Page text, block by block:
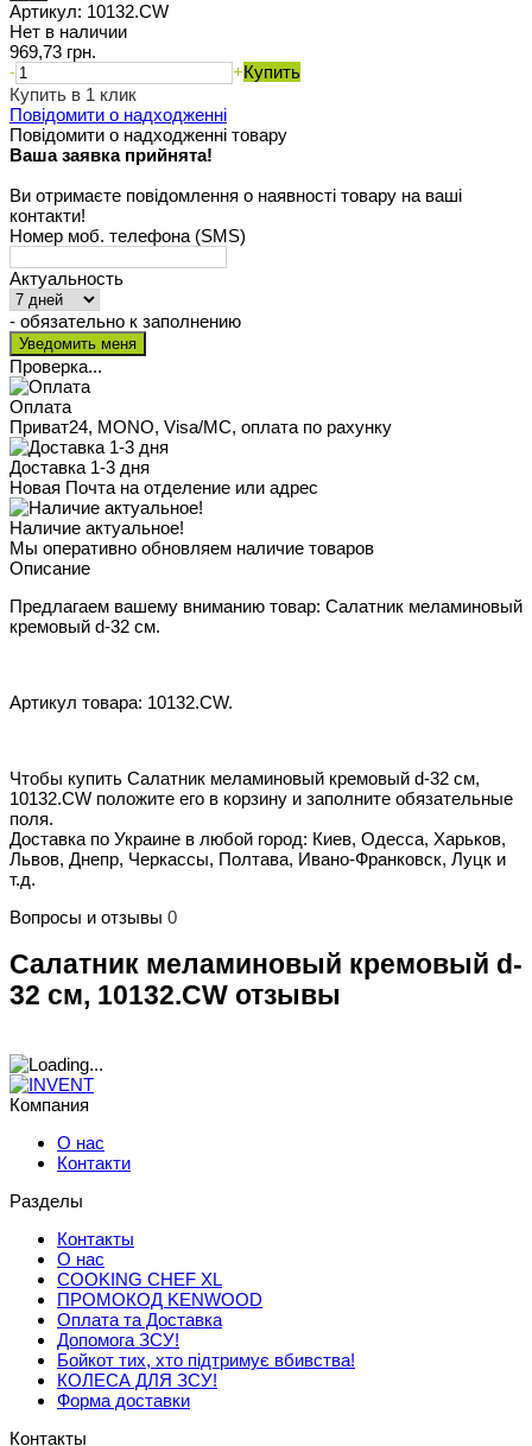
Артикул: 10132.CW
Нет в наличии
969,73 грн.
-
+Купить
Купить в 1 клик
Повідомити о надходженні
Повідомити о надходженні товару
Ваша заявка прийнята!
Ви отримаєте повідомлення о наявності товару на ваші
контакти!
Номер моб. телефона (SMS)
Актуальность
- обязательно к заполнению
Проверка...
Оплата
Приват24, MONO, Visa/MC, оплата по рахунку
Доставка 1-3 дня
Новая Почта на отделение или адрес
Наличие актуальное!
Мы оперативно обновляем наличие товаров
Описание
Предлагаем вашему вниманию товар: Салатник меламиновый
кремовый d-32 см.
Артикул товара: 10132.CW.
Чтобы купить Салатник меламиновый кремовый d-32 см,
10132.CW положите его в корзину и заполните обязательные
поля.
Доставка по Украине в любой город: Киев, Одесса, Харьков,
Львов, Днепр, Черкассы, Полтава, Ивано-Франковск, Луцк и
т.д.
Вопросы и отзывы 0
Салатник меламиновый кремовый d-
32 см, 10132.CW отзывы
Компания
О нас
Контакти
Разделы
Контакты
О нас
COOKING CHEF XL
ПРОМОКОД KENWOOD
Оплата та Доставка
Допомога ЗСУ!
Бойкот тих, хто підтримує вбивства!
КОЛЕСА ДЛЯ ЗСУ!
Форма доставки
Контакты